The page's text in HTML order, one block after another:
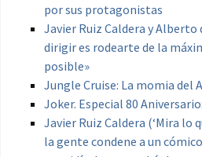
por sus protagonistas
Javier Ruiz Caldera y
dirigir es rodearte de la
posible»
Jungle Cruise: La momia del
Joker. Especial 80
Javier Ruiz Caldera (‘Mira lo
la gente condene a un